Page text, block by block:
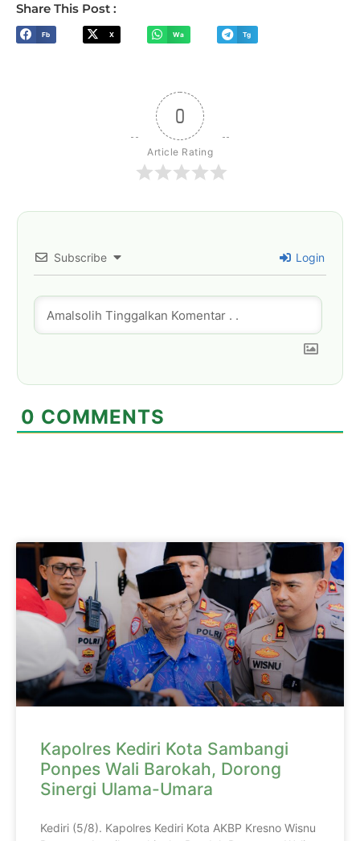
Share This Post :
Fb X Wa Tg
0
Article Rating
Subscribe Login
0 COMMENTS
Kapolres Kediri Kota Sambangi
Ponpes Wali Barokah, Dorong
Sinergi Ulama-Umara
Kediri (5/8). Kapolres Kediri Kota AKBP Kresno Wisnu